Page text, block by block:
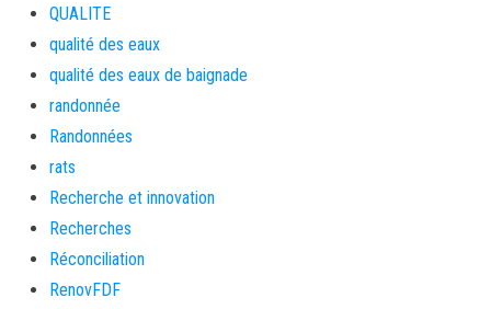
QUALITE
qualité des eaux
qualité des eaux de baignade
randonnée
Randonnées
rats
Recherche et innovation
Recherches
Réconciliation
RenovFDF